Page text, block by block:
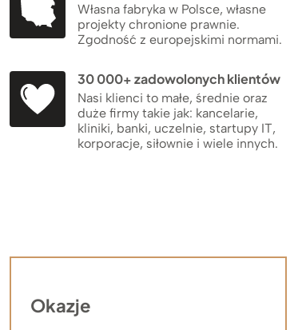
Własna fabryka w Polsce, własne
projekty chronione prawnie.
Zgodność z europejskimi normami.
30 000+ zadowolonych klientów
Nasi klienci to małe, średnie oraz
duże firmy takie jak: kancelarie,
kliniki, banki, uczelnie, startupy IT,
korporacje, siłownie i wiele innych.
Okazje